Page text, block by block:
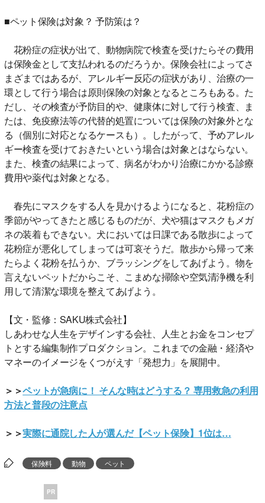
■ペット保険は対象？ 予防策は？
花粉症の症状が出て、動物病院で検査を受けたらその費用
は保険金として支払われるのだろうか。保険会社によってさ
まざまではあるが、アレルギー反応の症状があり、治療の一
環として行う場合は原則保険の対象となるところもある。た
だし、その検査が予防目的や、健康体に対して行う検査、ま
たは、免疫療法等の代替的処置については保険の対象外とな
る（個別に対応となるケースも）。したがって、予めアレル
ギー検査を受けておきたいという場合は対象とはならない。
また、検査の結果によって、病名がわかり治療にかかる診療
費用や薬代は対象となる。
春先にマスクをする人を見かけるようになると、花粉症の
季節がやってきたと感じるものだが、犬や猫はマスクもメガ
ネの装着もできない。犬においては日課である散歩によって
花粉症が悪化してしまっては可哀そうだ。散歩から帰って来
たらよく花粉を払うか、ブラッシングをしてあげよう。物を
言えないペットだからこそ、こまめな掃除や空気清浄機を利
用して清潔な環境を整えてあげよう。
【文・監修：SAKU株式会社】
しあわせな人生をデザインする会社、人生とお金をコンセプ
トとする編集制作プロダクション。これまでの金融・経済や
マネーのイメージをくつがえす「発想力」を展開中。
＞＞ペットが急病に！ そんな時はどうする？ 専用救急の利用
方法と普段の注意点
＞＞実際に通院した人が選んだ【ペット保険】1位は…
保険料 動物 ペット
PR